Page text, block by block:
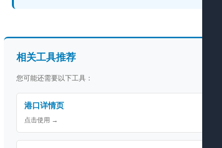
相关工具推荐
您可能还需要以下工具：
港口详情页
点击使用 →